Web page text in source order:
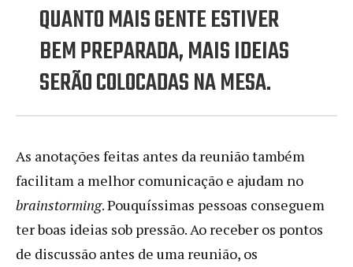
QUANTO MAIS GENTE ESTIVER
BEM PREPARADA, MAIS IDEIAS
SERÃO COLOCADAS NA MESA.
As anotações feitas antes da reunião também
facilitam a melhor comunicação e ajudam no
brainstorming. Pouquíssimas pessoas conseguem
ter boas ideias sob pressão. Ao receber os pontos
de discussão antes de uma reunião, os